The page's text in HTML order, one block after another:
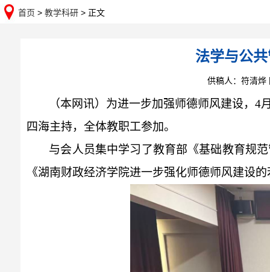
首页 > 教学科研 > 正文
法学与公
供稿人：符清烨
（本网讯） 为进一步加强师德师风建设，4
四海主持，全体教职工参加。
与会人员集中学习了教育部《基础教育规
《湖南财政经济学院进一步强化师德师风建设